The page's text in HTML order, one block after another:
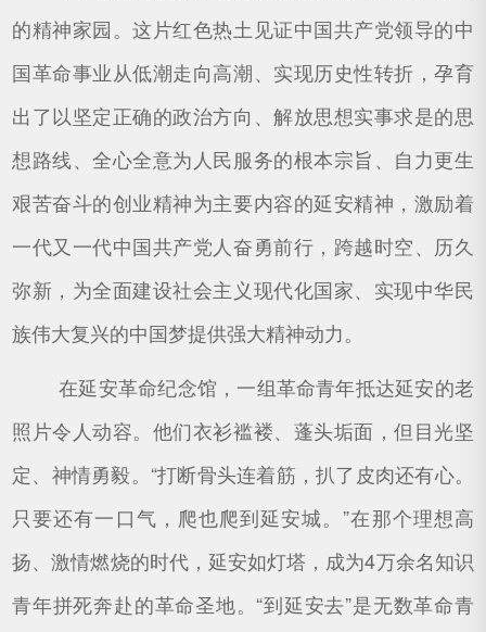
的精神家园。这片红色热土见证中国共产党领导的中
国革命事业从低潮走向高潮、实现历史性转折，孕育
出了以坚定正确的政治方向、解放思想实事求是的思
想路线、全心全意为人民服务的根本宗旨、自力更生
艰苦奋斗的创业精神为主要内容的延安精神，激励着
一代又一代中国共产党人奋勇前行，跨越时空、历久
弥新，为全面建设社会主义现代化国家、实现中华民
族伟大复兴的中国梦提供强大精神动力。
在延安革命纪念馆，一组革命青年抵达延安的老
照片令人动容。他们衣衫褴褛、蓬头垢面，但目光坚
定、神情勇毅。“打断骨头连着筋，扒了皮肉还有心。
只要还有一口气，爬也爬到延安城。”在那个理想高
扬、激情燃烧的时代，延安如灯塔，成为4万余名知识
青年拼死奔赴的革命圣地。“到延安去”是无数革命青